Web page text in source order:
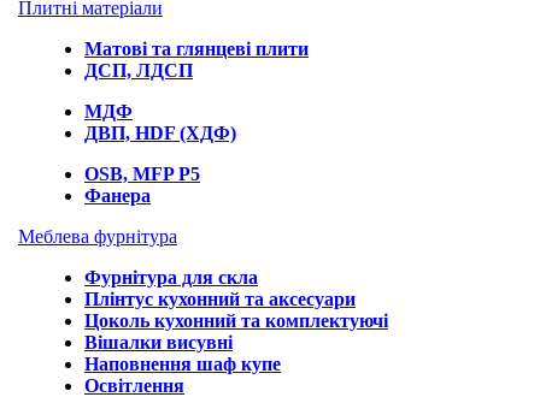
Плитні матеріали
Матові та глянцеві плити
ДСП, ЛДСП
МДФ
ДВП, HDF (ХДФ)
OSB, MFP P5
Фанера
Меблева фурнітура
Фурнітура для скла
Плінтус кухонний та аксесуари
Цоколь кухонний та комплектуючі
Вішалки висувні
Наповнення шаф купе
Освітлення